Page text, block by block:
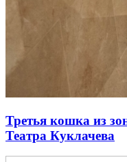
Третья кошка из
Театра Куклачева